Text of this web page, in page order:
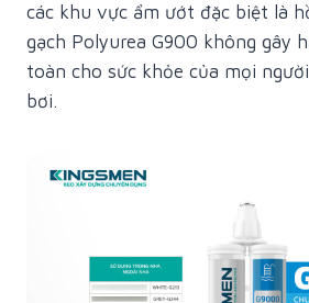
các khu vực ẩm ướt đặc biệt là
gạch Polyurea G900 không gây
toàn cho sức khỏe của mọi
bơi.